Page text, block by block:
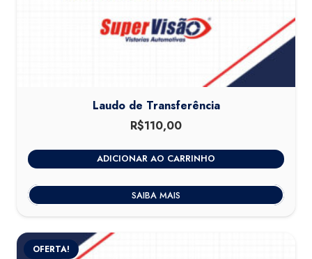
Laudo de Transferência
R$110,00
ADICIONAR AO CARRINHO
SAIBA MAIS
OFERTA!